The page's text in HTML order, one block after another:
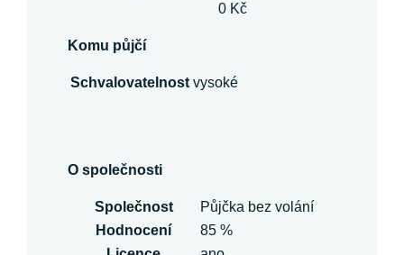
0 Kč
Komu půjčí
Schvalovatelnost vysoké
O společnosti
Společnost
Půjčka bez volání
Hodnocení
85 %